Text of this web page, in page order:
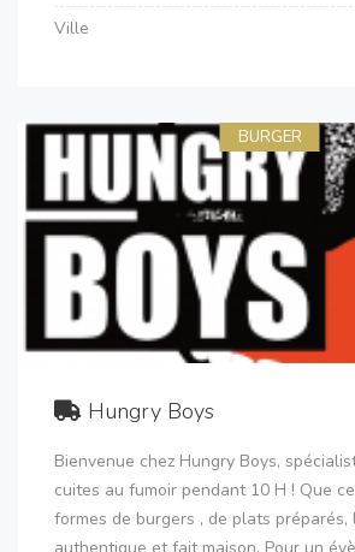
Ville
BURGER
Hungry Boys
Bienvenue chez Hungry Boys,
cuites au fumoir pendant 10 H ! Que
formes de burgers , de plats préparés,